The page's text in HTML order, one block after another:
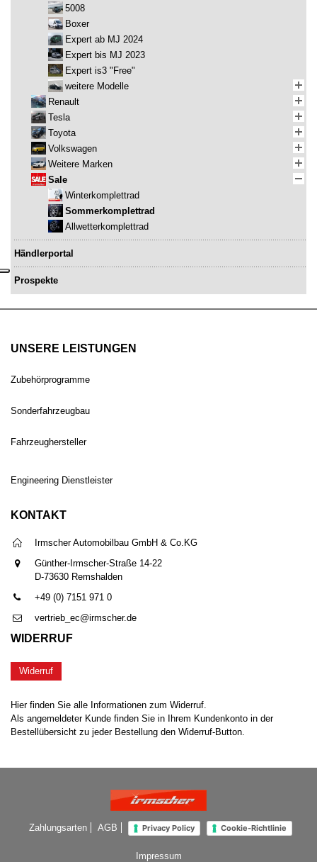
5008
Boxer
Expert ab MJ 2024
Expert bis MJ 2023
Expert is3 "Free"
weitere Modelle
Renault
Tesla
Toyota
Volkswagen
Weitere Marken
Sale
Winterkomplettrad
Sommerkomplettrad
Allwetterkomplettrad
Händlerportal
Prospekte
UNSERE LEISTUNGEN
Zubehörprogramme
Sonderfahrzeugbau
Fahrzeughersteller
Engineering Dienstleister
KONTAKT
Irmscher Automobilbau GmbH & Co.KG
Günther-Irmscher-Straße 14-22
D-73630 Remshalden
+49 (0) 7151 971 0
vertrieb_ec@irmscher.de
WIDERRUF
Widerruf
Hier finden Sie alle Informationen zum Widerruf.
Als angemeldeter Kunde finden Sie in Ihrem Kundenkonto in der
Bestellübersicht zu jeder Bestellung den Widerruf-Button.
Zahlungsarten AGB Privacy Policy Cookie-Richtlinie
Impressum